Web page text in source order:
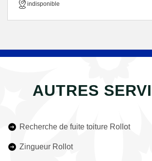
indisponible
AUTRES
Recherche de fuite toiture Rollot
Zingueur Rollot